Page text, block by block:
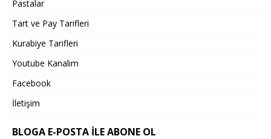
Pastalar
Tart ve Pay Tarifleri
Kurabiye Tarifleri
Youtube Kanalım
Facebook
İletişim
BLOGA E-POSTA ILE ABONE OL